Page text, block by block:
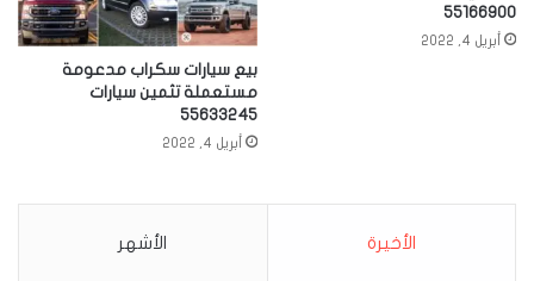
55166900
أبريل 4, 2022
بيع سيارات سكراب مدعومة
مستعملة تثمين سيارات
55633245
أبريل 4, 2022
الأخيرة الأشهر